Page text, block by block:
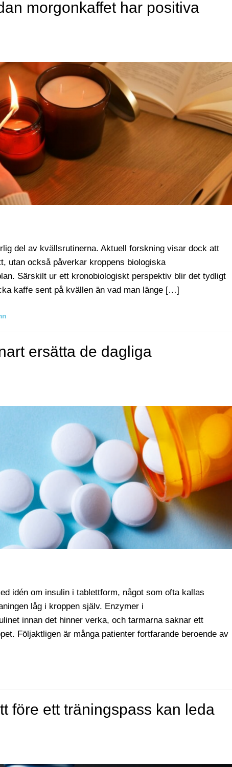
morgonkaffet har positiva
del av kvällsrutinerna. Aktuell forskning visar dock att
utan också påverkar kroppens biologiska
Särskilt ur ett kronobiologiskt perspektiv blir det tydligt
kaffe sent på kvällen än vad man länge […]
ersätta de dagliga
idén om insulin i tablettform, något som ofta kallas
låg i kroppen själv. Enzymer i
innan det hinner verka, och tarmarna saknar ett
Följaktligen är många patienter fortfarande beroende av
före ett träningspass kan leda